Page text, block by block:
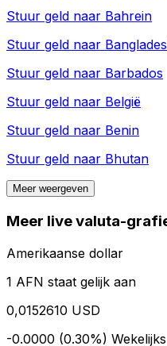
Stuur geld naar Bahrein
Stuur geld naar
Stuur geld naar Barbados
Stuur geld naar België
Stuur geld naar Benin
Stuur geld naar Bhutan
Meer weergeven
Meer live valuta-
Amerikaanse dollar
1 AFN staat gelijk aan
0,0152610 USD
-0.0000 (0.30%) Wekelijks